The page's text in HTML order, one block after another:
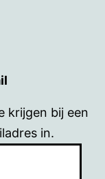
krijgen bij een
in.